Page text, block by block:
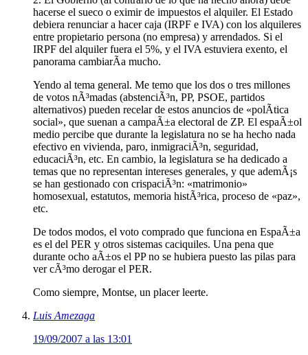
hacerse el sueco o eximir de impuestos el alquiler. El Estado
debiera renunciar a hacer caja (IRPF e IVA) con los alquileres
entre propietario persona (no empresa) y arrendados. Si el
IRPF del alquiler fuera el 5%, y el IVA estuviera exento, el
panorama cambiarÃ­a mucho.
Yendo al tema general. Me temo que los dos o tres millones
de votos nÃ³madas (abstenciÃ³n, PP, PSOE, partidos
alternativos) pueden recelar de estos anuncios de «polÃ­tica
social», que suenan a campaÃ±a electoral de ZP. El espaÃ±ol
medio percibe que durante la legislatura no se ha hecho nada
efectivo en vivienda, paro, inmigraciÃ³n, seguridad,
educaciÃ³n, etc. En cambio, la legislatura se ha dedicado a
temas que no representan intereses generales, y que ademÃ¡s
se han gestionado con crispaciÃ³n: «matrimonio»
homosexual, estatutos, memoria histÃ³rica, proceso de «paz»,
etc.
De todos modos, el voto comprado que funciona en EspaÃ±a
es el del PER y otros sistemas caciquiles. Una pena que
durante ocho aÃ±os el PP no se hubiera puesto las pilas para
ver cÃ³mo derogar el PER.
Como siempre, Montse, un placer leerte.
Luis Amezaga
19/09/2007 a las 13:01